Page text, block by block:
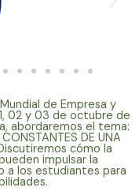
de Empresa y
02 y 03 de octubre de
abordaremos el tema:
DE UNA
Discutiremos cómo la
impulsar la
a los estudiantes para